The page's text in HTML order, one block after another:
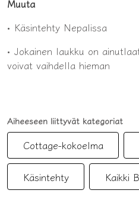
Muuta
• Käsintehty Nepalissa
• Jokainen laukku on
voivat vaihdella hieman
Aiheeseen liittyvät kategoriat
Cottage-kokoelma
Käsintehty Kaikki